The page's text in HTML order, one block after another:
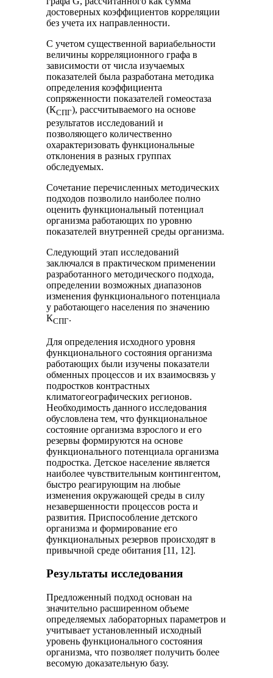
достоверных коэффициентов корреляции
без учета их направленности.
С учетом существенной вариабельности
величины корреляционного графа в
зависимости от числа изучаемых
показателей была разработана методика
определения коэффициента
сопряженности показателей гомеостаза
(КСПГ), рассчитываемого на основе
результатов исследований и
позволяющего количественно
охарактеризовать функциональные
отклонения в разных группах
обследуемых.
Сочетание перечисленных методических
подходов позволило наиболее полно
оценить функциональный потенциал
организма работающих по уровню
показателей внутренней среды организма.
Следующий этап исследований
заключался в практическом применении
разработанного методического подхода,
определении возможных диапазонов
изменения функционального потенциала
у работающего населения по значению
КСПГ.
Для определения исходного уровня
функционального состояния организма
работающих были изучены показатели
обменных процессов и их взаимосвязь у
подростков контрастных
климатогеографических регионов.
Необходимость данного исследования
обусловлена тем, что функциональное
состояние организма взрослого и его
резервы формируются на основе
функционального потенциала организма
подростка. Детское население является
наиболее чувствительным контингентом,
быстро реагирующим на любые
изменения окружающей среды в силу
незавершенности процессов роста и
развития. Приспособление детского
организма и формирование его
функциональных резервов происходят в
привычной среде обитания [11, 12].
Результаты исследования
Предложенный подход основан на
значительно расширенном объеме
определяемых лабораторных параметров и
учитывает установленный исходный
уровень функционального состояния
организма, что позволяет получить более
весомую доказательную базу.